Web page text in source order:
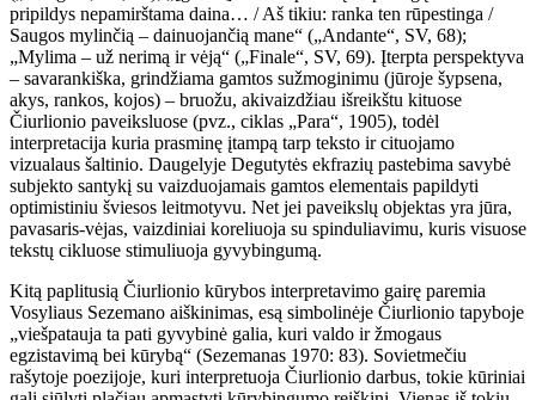
pripildys nepamirštama daina… / Aš tikiu: ranka ten rūpestinga /
Saugos mylinčią – dainuojančią mane“ („Andante“, SV, 68);
„Mylima – už nerimą ir vėją“ („Finale“, SV, 69). Įterpta perspektyva
– savarankiška, grindžiama gamtos sužmoginimu (jūroje šypsena,
akys, rankos, kojos) – bruožu, akivaizdžiau išreikštu kituose
Čiurlionio paveiksluose (pvz., ciklas „Para“, 1905), todėl
interpretacija kuria prasminę įtampą tarp teksto ir cituojamo
vizualaus šaltinio. Daugelyje Degutytės ekfrazių pastebima savybė
subjekto santykį su vaizduojamais gamtos elementais papildyti
optimistiniu šviesos leitmotyvu. Net jei paveikslų objektas yra jūra,
pavasaris-vėjas, vaizdiniai koreliuoja su spinduliavimu, kuris visuose
tekstų cikluose stimuliuoja gyvybingumą.
Kitą paplitusią Čiurlionio kūrybos interpretavimo gairę paremia
Vosyliaus Sezemano aiškinimas, esą simbolinėje Čiurlionio tapyboje
„viešpatauja ta pati gyvybinė galia, kuri valdo ir žmogaus
egzistavimą bei kūrybą“ (Sezemanas 1970: 83). Sovietmečiu
rašytoje poezijoje, kuri interpretuoja Čiurlionio darbus, tokie kūriniai